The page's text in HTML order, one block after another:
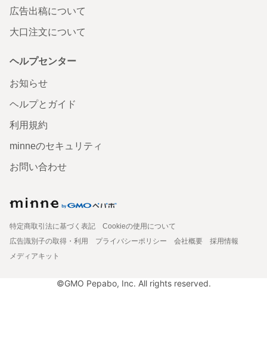
広告出稿について
大口注文について
ヘルプセンター
お知らせ
ヘルプとガイド
利用規約
minneのセキュリティ
お問い合わせ
特定商取引法に基づく表記
Cookieの使用について
広告識別子の取得・利用
プライバシーポリシー 会社概要
採用情報
メディアキット
©GMO Pepabo, Inc. All rights reserved.